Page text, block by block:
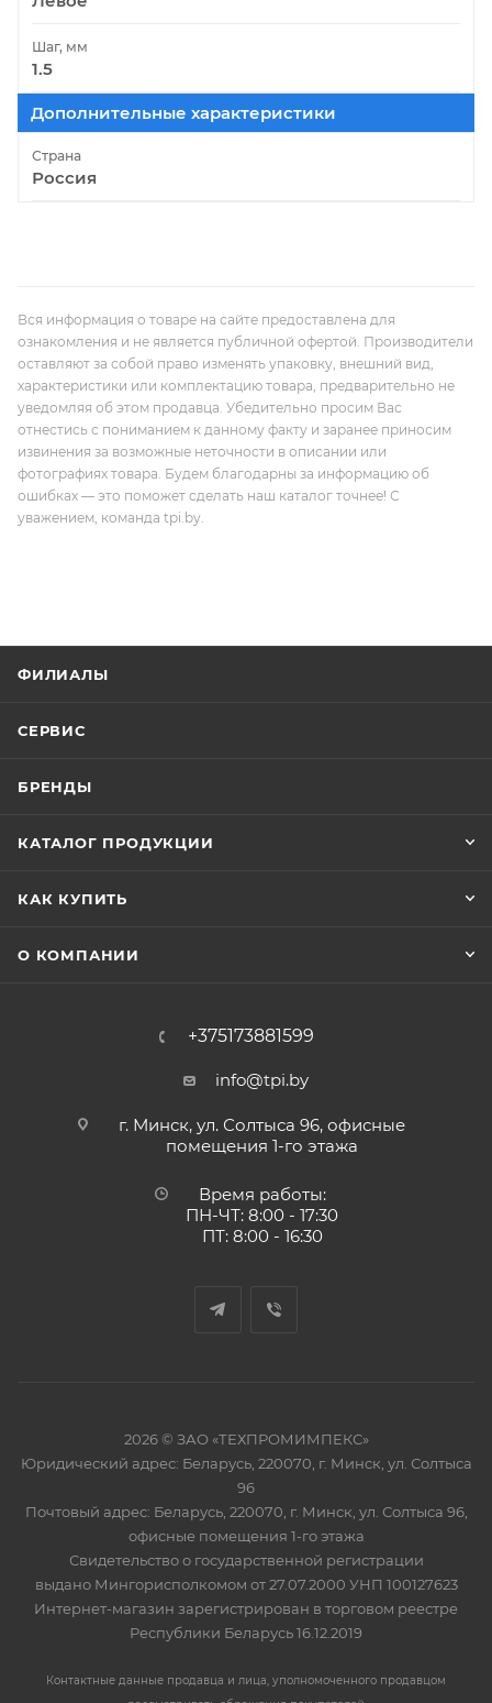
Шаг, мм
1.5
Дополнительные характеристики
Страна
Россия
Вся информация о товаре на сайте предоставлена для
ознакомления и не является публичной офертой. Производители
оставляют за собой право изменять упаковку, внешний вид,
характеристики или комплектацию товара, предварительно не
уведомляя об этом продавца. Убедительно просим Вас
отнестись с пониманием к данному факту и заранее приносим
извинения за возможные неточности в описании или
фотографиях товара. Будем благодарны за информацию об
ошибках — это поможет сделать наш каталог точнее! С
уважением, команда tpi.by.
ФИЛИАЛЫ
СЕРВИС
БРЕНДЫ
КАТАЛОГ ПРОДУКЦИИ
КАК КУПИТЬ
О КОМПАНИИ
+375173881599
info@tpi.by
г. Минск, ул. Солтыса 96, офисные
помещения 1-го этажа
Время работы:
ПН-ЧТ: 8:00 - 17:30
ПТ: 8:00 - 16:30
2026 © ЗАО «ТЕХПРОМИМПЕКС»
Юридический адрес: Беларусь, 220070, г. Минск, ул. Солтыса
96
Почтовый адрес: Беларусь, 220070, г. Минск, ул. Солтыса 96,
офисные помещения 1-го этажа
Свидетельство о государственной регистрации
выдано Мингорисполкомом от 27.07.2000 УНП 100127623
Интернет-магазин зарегистрирован в торговом реестре
Республики Беларусь 16.12.2019
Контактные данные продавца и лица, уполномоченного продавцом